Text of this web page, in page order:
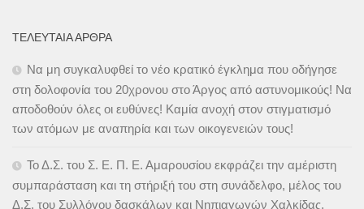
ΤΕΛΕΥΤΑΊΑ ΆΡΘΡΑ
Να μη συγκαλυφθεί το νέο κρατικό έγκλημα που οδήγησε
στη δολοφονία του 20χρονου στο Άργος από αστυνομικούς! Να
αποδοθούν όλες οι ευθύνες! Καμία ανοχή στον στιγματισμό
των ατόμων με αναπηρία και των οικογενειών τους!
Το Δ.Σ. του Σ. Ε. Π. Ε. Αμαρουσίου εκφράζει την αμέριστη
συμπαράσταση και τη στήριξή του στη συνάδελφο, μέλος του
Δ.Σ. του Συλλόγου δασκάλων και Νηπιαγωγών Χαλκίδας,